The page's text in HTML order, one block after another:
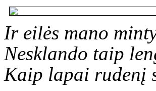
Ir eilės mano
Nesklando taip
Kaip lapai rudenį